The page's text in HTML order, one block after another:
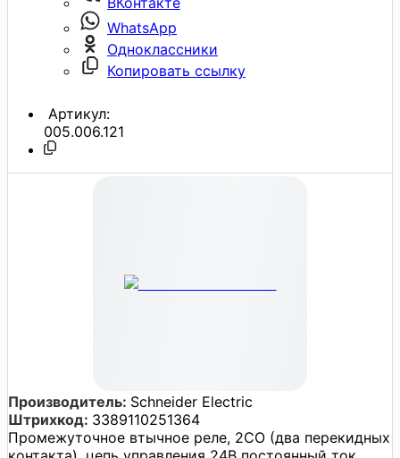
WhatsApp
Одноклассники
Копировать ссылку
Артикул:
005.006.121
Производитель: Schneider Electric
Штрихкод: 3389110251364
Промежуточное втычное реле, 2CO (два перекидных